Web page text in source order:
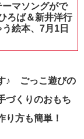
ーマソングがで
ろば＆新井洋行
絵本、7月1日
♪ ごっこ遊びの
づくりのおもち
り方も簡単！